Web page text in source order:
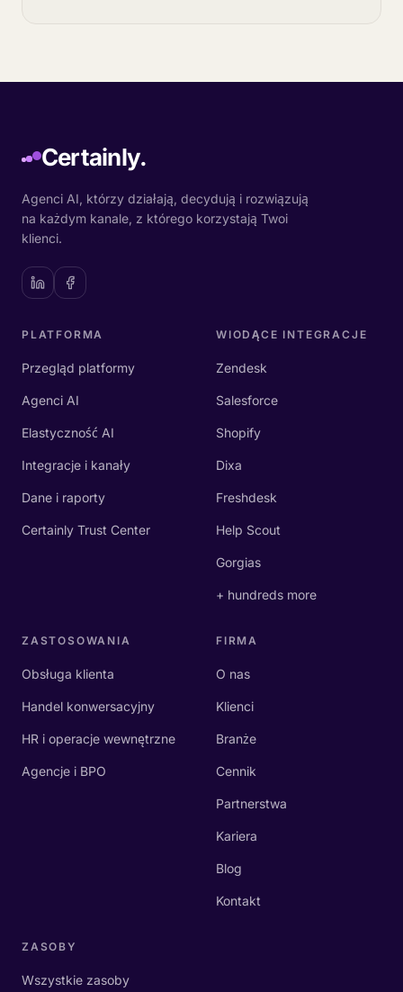
Certainly.
Agenci AI, którzy działają, decydują i rozwiązują
na każdym kanale, z którego korzystają Twoi
klienci.
PLATFORMA
Przegląd platformy
Agenci AI
Elastyczność AI
Integracje i kanały
Dane i raporty
Certainly Trust Center
WIODĄCE INTEGRACJE
Zendesk
Salesforce
Shopify
Dixa
Freshdesk
Help Scout
Gorgias
+ hundreds more
ZASTOSOWANIA
Obsługa klienta
Handel konwersacyjny
HR i operacje wewnętrzne
Agencje i BPO
FIRMA
O nas
Klienci
Branże
Cennik
Partnerstwa
Kariera
Blog
Kontakt
ZASOBY
Wszystkie zasoby